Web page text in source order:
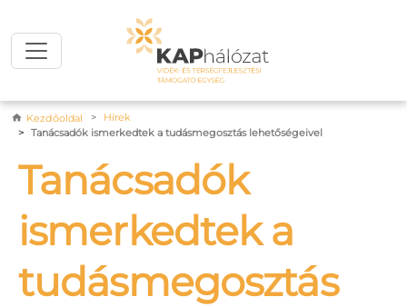
Morzsa
Kezdőoldal
Hírek
Tanácsadók ismerkedtek a tudásmegosztás lehetőségeivel
Tanácsadók
ismerkedtek a
tudásmegosztás